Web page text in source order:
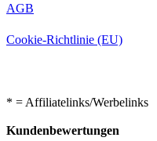
AGB
Cookie-Richtlinie (EU)
* = Affiliatelinks/Werbelinks
Kundenbewertungen